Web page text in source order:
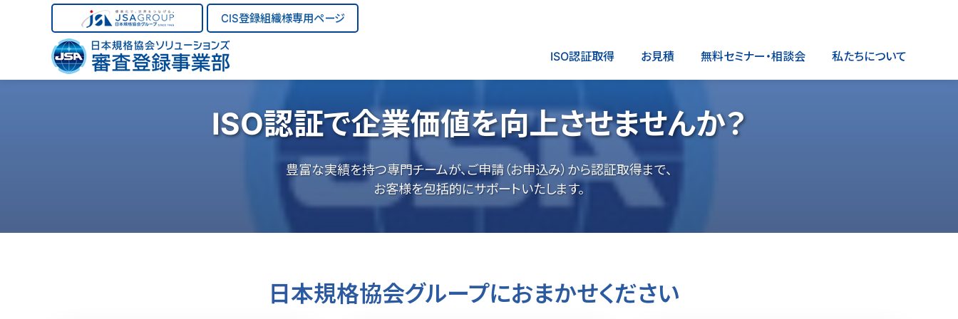
CIS登録組織様専用ページ
ISO認証取得 お見積 無料セミナー・相談会 私たちについて
ISO認証で企業価値を向上させませんか？
豊富な実績を持つ専門チームが、ご申請（お申込み）から認証取得まで、
お客様を包括的にサポートいたします。
日本規格協会グループにおまかせください